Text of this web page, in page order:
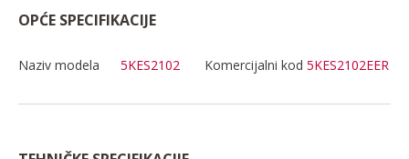
OPĆE SPECIFIKACIJE
Naziv modela 5KES2102 Komercijalni kod 5KES2102EER